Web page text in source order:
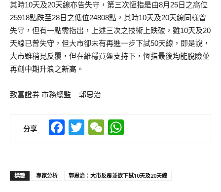
其時10天及20天線亦告失守，第三次恆指是由8月25日之高位
25918點跌至28日之低位24808點，其時10天及20天線同樣曾
失守，但有一點需指出，上述三次之技術上跌破，雖10天及20
天線已曾失守，但大市卻未有再進一步下試50天線，即是說，
大市雖稍見反覆，但在維穩買盤支持下，恆指最後均能脫險並
再創中期升浪之新高。
致富證券 市務總監 – 郭思治
分享 Facebook
TwitterWeChat
標籤 專家分析 郭思治：大市反覆並欲下試10天及20天線